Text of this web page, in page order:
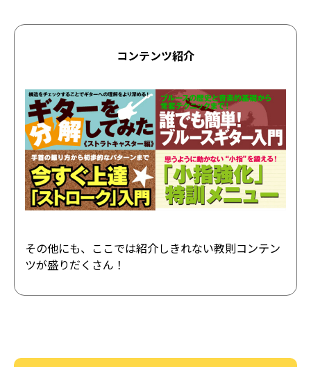
コンテンツ紹介
その他にも、ここでは紹介しきれない教則コンテン
ツが盛りだくさん！